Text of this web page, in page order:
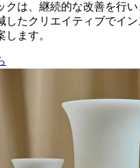
クは、継続的な改善を行
した​クリエイティブでイ
します。